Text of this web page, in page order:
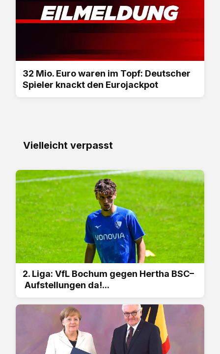
32 Mio. Euro waren im Topf: Deutscher
Spieler knackt den Eurojackpot
Vielleicht verpasst
2. Liga: VfL Bochum gegen Hertha BSC–
Aufstellungen da!...